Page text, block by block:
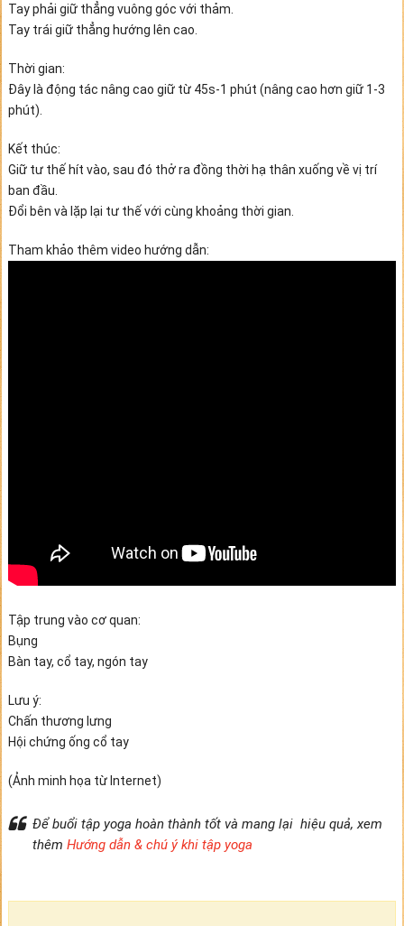
Tay phải giữ thẳng vuông góc với thảm.
Tay trái giữ thẳng hướng lên cao.
Thời gian:
Đây là động tác nâng cao giữ từ 45s-1 phút (nâng cao hơn giữ 1-3
phút).
Kết thúc:
Giữ tư thế hít vào, sau đó thở ra đồng thời hạ thân xuống về vị trí
ban đầu.
Đổi bên và lặp lại tư thế với cùng khoảng thời gian.
Tham khảo thêm video hướng dẫn:
Tập trung vào cơ quan:
Bụng
Bàn tay, cổ tay, ngón tay
Lưu ý:
Chấn thương lưng
Hội chứng ống cổ tay
(Ảnh minh họa từ Internet)
Để buổi tập yoga hoàn thành tốt và mang lại hiệu quả, xem
thêm Hướng dẫn & chú ý khi tập yoga